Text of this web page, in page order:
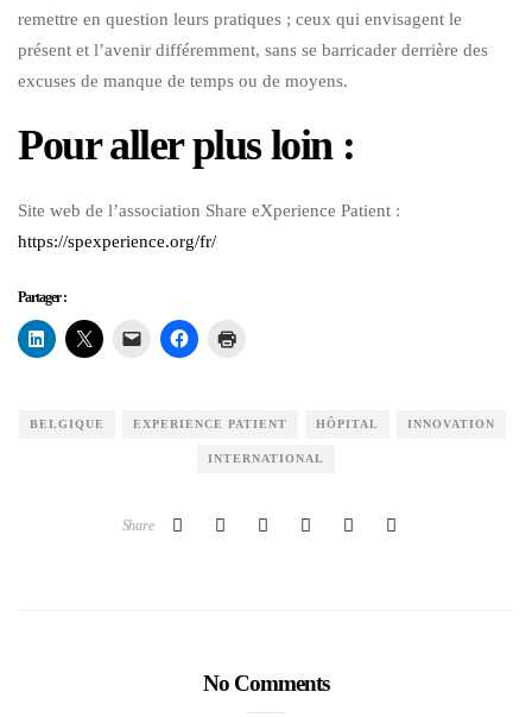
remettre en question leurs pratiques ; ceux qui envisagent le
présent et l’avenir différemment, sans se barricader derrière des
excuses de manque de temps ou de moyens.
Pour aller plus loin :
Site web de l’association Share eXperience Patient :
https://spexperience.org/fr/
Partager :
BELGIQUE EXPERIENCE PATIENT HÔPITAL INNOVATION
INTERNATIONAL
Share
No Comments